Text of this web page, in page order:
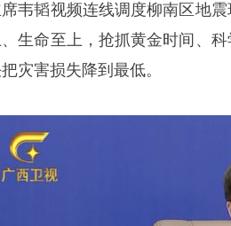
席韦韬视频连线调度柳南区地
生命至上，抢抓黄金时间、
灾害损失降到最低。